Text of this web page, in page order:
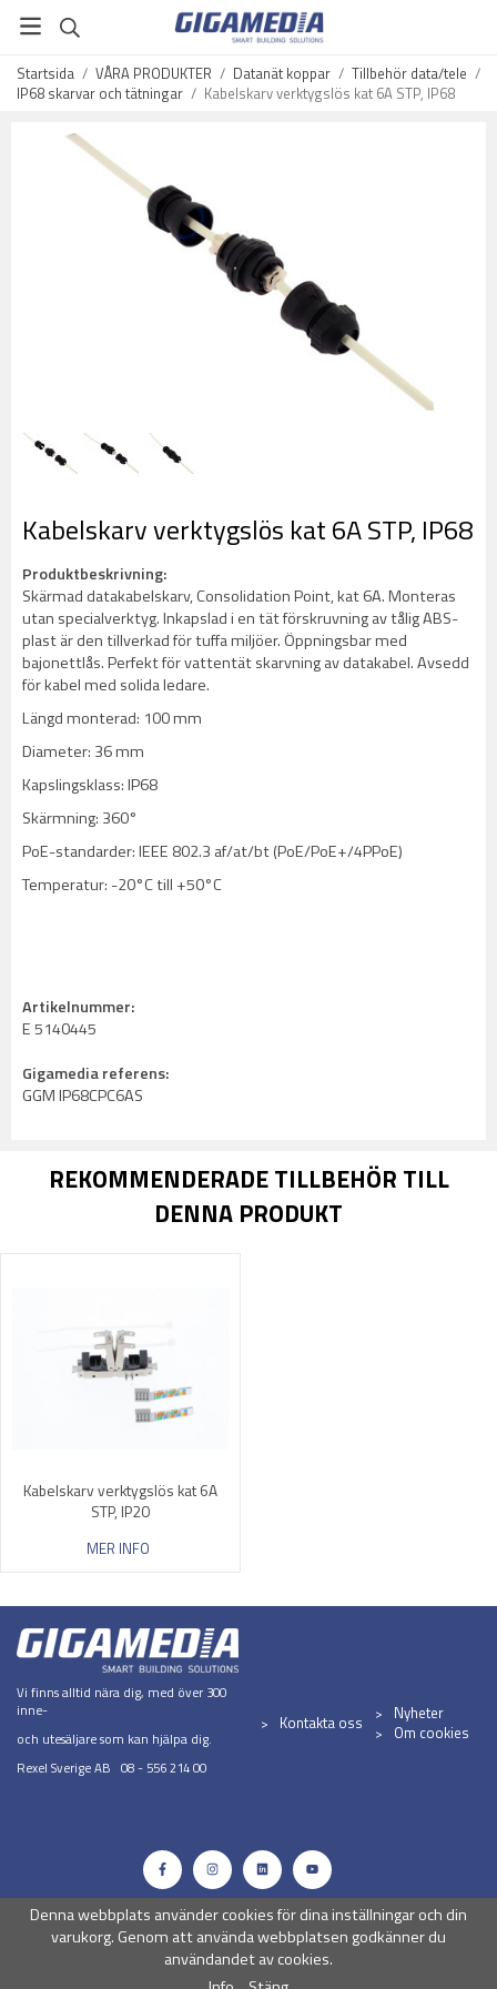
Startsida / VÅRA PRODUKTER / Datanät koppar / Tillbehör data/tele /
IP68 skarvar och tätningar / Kabelskarv verktygslös kat 6A STP, IP68
Kabelskarv verktygslös kat 6A STP, IP68
Produktbeskrivning:
Skärmad datakabelskarv, Consolidation Point, kat 6A. Monteras
utan specialverktyg. Inkapslad i en tät förskruvning av tålig ABS-
plast är den tillverkad för tuffa miljöer. Öppningsbar med
bajonettlås. Perfekt för vattentät skarvning av datakabel. Avsedd
för kabel med solida ledare.
Längd monterad: 100 mm
Diameter: 36 mm
Kapslingsklass: IP68
Skärmning: 360°
PoE-standarder: IEEE 802.3 af/at/bt (PoE/PoE+/4PPoE)
Temperatur: -20°C till +50°C
Artikelnummer:
E 5140445
Gigamedia referens:
GGM IP68CPC6AS
REKOMMENDERADE TILLBEHÖR TILL
DENNA PRODUKT
Kabelskarv verktygslös kat 6A
STP, IP20
MER INFO
Vi finns alltid nära dig, med över 300
inne-
och utesäljare som kan hjälpa dig.
Rexel Sverige AB 08 - 556 214 00
Kontakta oss
Nyheter
Om cookies
Drift & produktion:Wikinggruppen
Denna webbplats använder cookies för dina inställningar och din
varukorg. Genom att använda webbplatsen godkänner du
användandet av cookies.